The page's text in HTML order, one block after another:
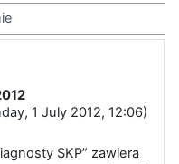
1 July 2012, 12:06)
SKP” zawiera